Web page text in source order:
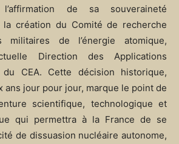
de sa souveraineté
la création du Comité de recherche
militaires de l’énergie atomique,
Direction des Applications
du CEA. Cette décision historique,
ans jour pour jour, marque le point de
scientifique, technologique et
qui permettra à la France de se
de dissuasion nucléaire autonome,